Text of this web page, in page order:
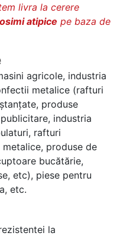
livra la cerere
atipice pe baza de
agricole, industria
metalice (rafturi
produse
industria
rafturi
produse de
bucătărie,
etc), piese pentru
etc.
la